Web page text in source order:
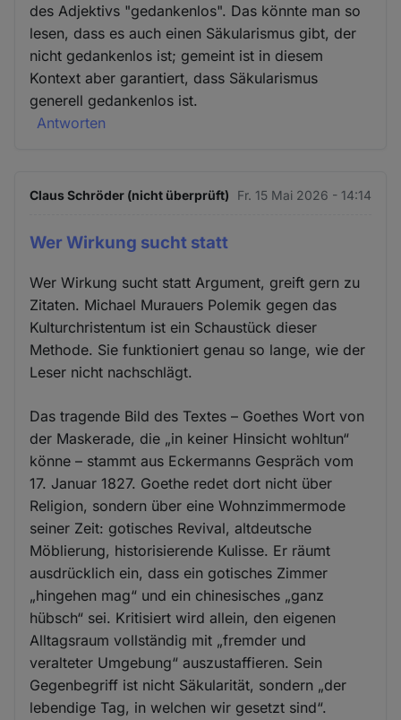
des Adjektivs "gedankenlos". Das könnte man so
lesen, dass es auch einen Säkularismus gibt, der
nicht gedankenlos ist; gemeint ist in diesem
Kontext aber garantiert, dass Säkularismus
generell gedankenlos ist.
Antworten
Claus Schröder (nicht überprüft) Fr. 15 Mai 2026 - 14:14
Wer Wirkung sucht statt
Wer Wirkung sucht statt Argument, greift gern zu
Zitaten. Michael Murauers Polemik gegen das
Kulturchristentum ist ein Schaustück dieser
Methode. Sie funktioniert genau so lange, wie der
Leser nicht nachschlägt.
Das tragende Bild des Textes – Goethes Wort von
der Maskerade, die „in keiner Hinsicht wohltun“
könne – stammt aus Eckermanns Gespräch vom
17. Januar 1827. Goethe redet dort nicht über
Religion, sondern über eine Wohnzimmermode
seiner Zeit: gotisches Revival, altdeutsche
Möblierung, historisierende Kulisse. Er räumt
ausdrücklich ein, dass ein gotisches Zimmer
„hingehen mag“ und ein chinesisches „ganz
hübsch“ sei. Kritisiert wird allein, den eigenen
Alltagsraum vollständig mit „fremder und
veralteter Umgebung“ auszustaffieren. Sein
Gegenbegriff ist nicht Säkularität, sondern „der
lebendige Tag, in welchen wir gesetzt sind“.